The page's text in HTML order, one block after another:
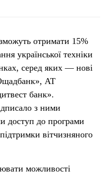
отримати 15%
української техніки
серед яких — нові
АТ
банк».
з ними
доступ до програми
вітчизняного
можливості